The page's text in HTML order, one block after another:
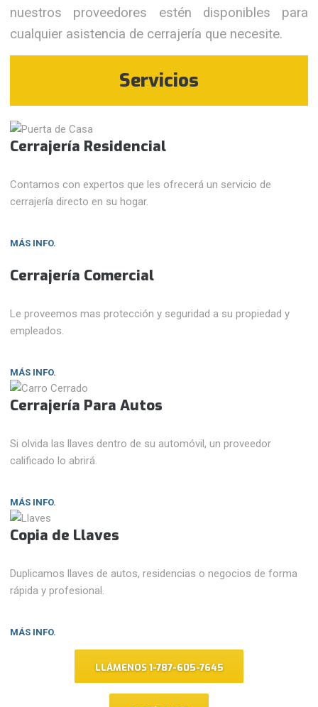
nuestros proveedores estén disponibles para
cualquier asistencia de cerrajería que necesite.
Servicios
Cerrajería Residencial
Contamos con expertos que les ofrecerá un servicio de
cerrajería directo en su hogar.
MÁS INFO.
Cerrajería Comercial
Le proveemos mas protección y seguridad a su propiedad y
empleados.
MÁS INFO.
Cerrajería Para Autos
Si olvida las llaves dentro de su automóvil, un proveedor
calificado lo abrirá.
MÁS INFO.
Copia de Llaves
Duplicamos llaves de autos, residencias o negocios de forma
rápida y profesional.
MÁS INFO.
LLÁMENOS 1-787-605-7645